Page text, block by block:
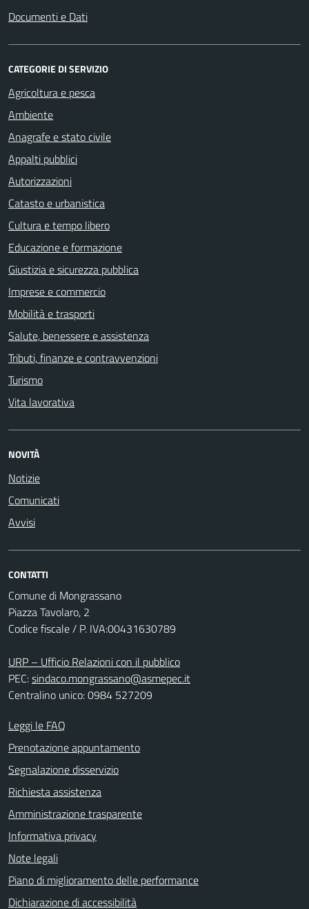
Documenti e Dati
CATEGORIE DI SERVIZIO
Agricoltura e pesca
Ambiente
Anagrafe e stato civile
Appalti pubblici
Autorizzazioni
Catasto e urbanistica
Cultura e tempo libero
Educazione e formazione
Giustizia e sicurezza pubblica
Imprese e commercio
Mobilità e trasporti
Salute, benessere e assistenza
Tributi, finanze e contravvenzioni
Turismo
Vita lavorativa
NOVITÀ
Notizie
Comunicati
Avvisi
CONTATTI
Comune di Mongrassano
Piazza Tavolaro, 2
Codice fiscale / P. IVA:00431630789
URP – Ufficio Relazioni con il pubblico
PEC:sindaco.mongrassano@asmepec.it
Centralino unico: 0984 527209
Leggi le FAQ
Prenotazione appuntamento
Segnalazione disservizio
Richiesta assistenza
Amministrazione trasparente
Informativa privacy
Note legali
Piano di miglioramento delle performance
Dichiarazione di accessibilità